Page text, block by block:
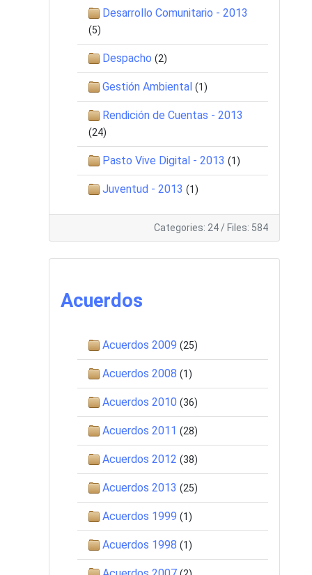
Desarrollo Comunitario - 2013
(5)
Despacho (2)
Gestión Ambiental (1)
Rendición de Cuentas - 2013
(24)
Pasto Vive Digital - 2013 (1)
Juventud - 2013 (1)
Categories: 24 / Files: 584
Acuerdos
Acuerdos 2009 (25)
Acuerdos 2008 (1)
Acuerdos 2010 (36)
Acuerdos 2011 (28)
Acuerdos 2012 (38)
Acuerdos 2013 (25)
Acuerdos 1999 (1)
Acuerdos 1998 (1)